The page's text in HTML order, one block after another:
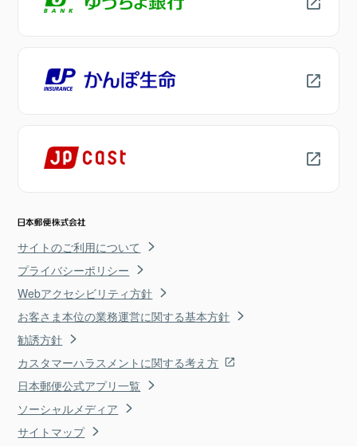
サイトのご利用について
プライバシーポリシー
Webアクセシビリティ方針
お客さま本位の業務運営に関する基本方針
勧誘方針
カスタマーハラスメントに関する考え方
日本郵便公式アプリ一覧
ソーシャルメディア
サイトマップ